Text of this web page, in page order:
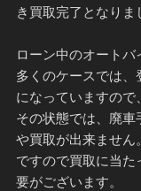
き買取完了となりま
ローン中のオートバ
多くのケースでは
になっていますので、
その状態では、廃
や買取が出来ません。
ですので買取に当
要がございます。